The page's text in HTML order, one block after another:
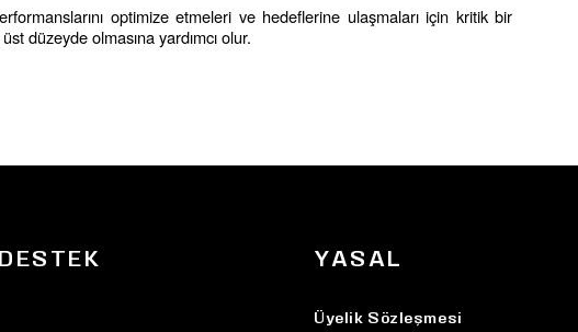
optimize etmeleri ve hedeflerine ulaşmaları için kritik bir
düzeyde olmasına yardımcı olur.
YASAL
Üyelik Sözleşmesi